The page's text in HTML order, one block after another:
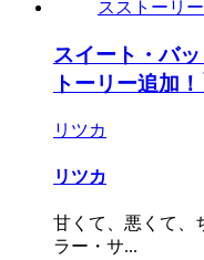
スイート・バ
トーリー追加！
リツカ
リツカ
甘くて、悪くて、
ラー・サ...